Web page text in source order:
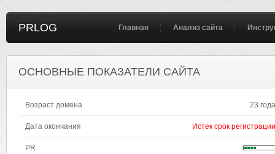
PRLOG Главная Анализ сайта
ОСНОВНЫЕ ПОКАЗАТЕЛИ САЙТА
Возраст домена 23 года
Дата окончания Истек срок регистрации
PR